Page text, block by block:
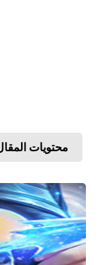
محتويات